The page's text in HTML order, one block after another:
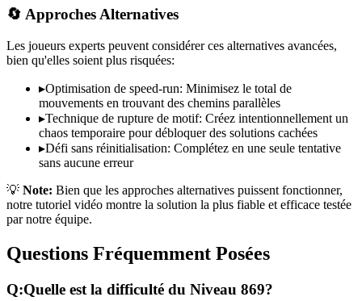
🔄 Approches Alternatives
Les joueurs experts peuvent considérer ces alternatives avancées,
bien qu'elles soient plus risquées:
▸Optimisation de speed-run: Minimisez le total de
mouvements en trouvant des chemins parallèles
▸Technique de rupture de motif: Créez intentionnellement un
chaos temporaire pour débloquer des solutions cachées
▸Défi sans réinitialisation: Complétez en une seule tentative
sans aucune erreur
💡 Note: Bien que les approches alternatives puissent fonctionner,
notre tutoriel vidéo montre la solution la plus fiable et efficace testée
par notre équipe.
Questions Fréquemment Posées
Q:Quelle est la difficulté du Niveau 869?